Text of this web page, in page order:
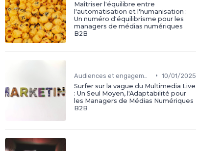
Maîtriser l'équilibre entre
l'automatisation et l'humanisation :
Un numéro d'équilibrisme pour les
managers de médias numériques
B2B
• 10/01/2025
Surfer sur la vague du Multimedia Live
: Un Seul Moyen, l'Adaptabilité pour
les Managers de Médias Numériques
B2B